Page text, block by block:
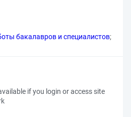
бакалавров и специалистов;
if you login or access site